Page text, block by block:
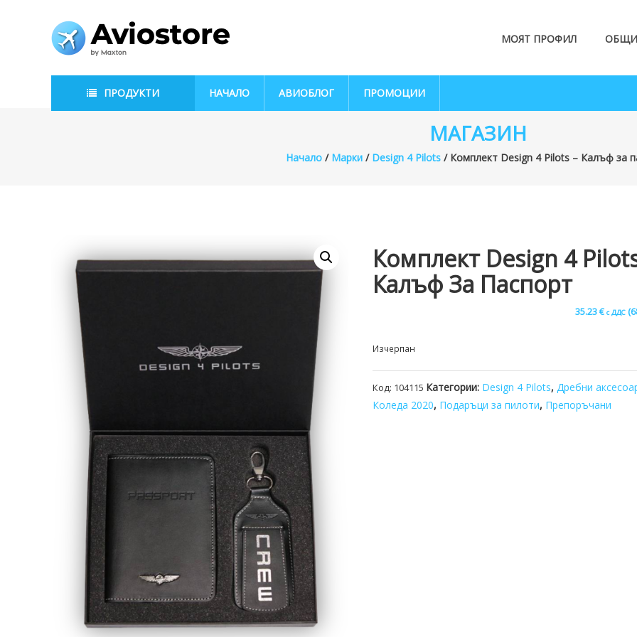
AvioStore
Авиационен
магазин
МОЯТ ПРОФИЛ ОБЩИ
ПРОДУКТИ НАЧАЛО АВИОБЛОГ ПРОМОЦИИ
МАГАЗИН
Начало / Марки / Design 4 Pilots / Комплект Design 4 Pilots – Калъф за
Комплект Design 4
Калъф За Паспорт
35.23€ с ДДС
Изчерпан
Код: 104115 Категории: Design 4 Pilots,Дребни
Коледа 2020, Подаръци за пилоти, Препоръчани